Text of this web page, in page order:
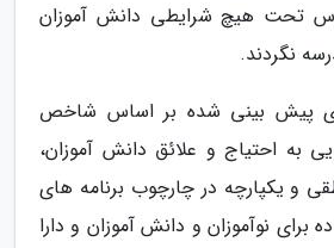
تحت هیچ شرایطی دانش آموزان
نگردند.
پیش بینی شده بر اساس شاخص
به احتیاج و علائق دانش آموزان،
و یکپارچه در چارچوب برنامه های
برای نوآموزان و دانش آموزان و دارا